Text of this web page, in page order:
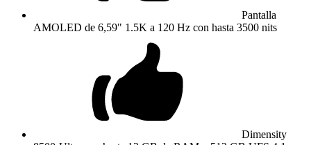
Pantalla
AMOLED de 6,59" 1.5K a 120 Hz con hasta 3500 nits
Dimensity